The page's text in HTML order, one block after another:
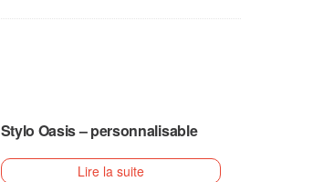
Stylo Oasis – personnalisable
Lire la suite